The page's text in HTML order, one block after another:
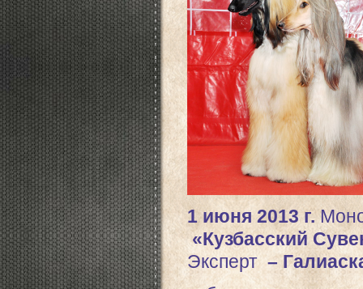
1 июня 2013 г.
«Кузбасский
Эксперт–